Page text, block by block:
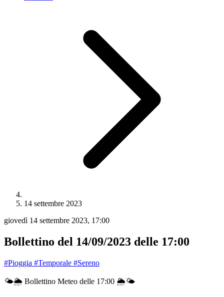
14 settembre 2023
giovedì 14 settembre 2023, 17:00
Bollettino del 14/09/2023 delle 17:00
#Pioggia #Temporale #Sereno
🌤🌦 Bollettino Meteo delle 17:00 🌦🌤